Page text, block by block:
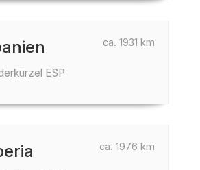
ca. 1931 km
ESP
ca. 1976 km